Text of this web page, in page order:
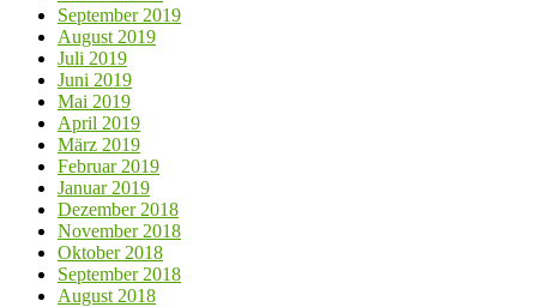
September 2019
August 2019
Juli 2019
Juni 2019
Mai 2019
April 2019
März 2019
Februar 2019
Januar 2019
Dezember 2018
November 2018
Oktober 2018
September 2018
August 2018